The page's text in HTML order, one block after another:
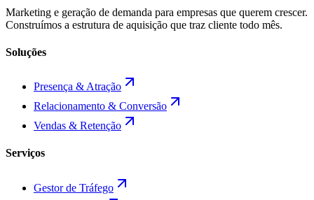
Marketing e geração de demanda para empresas que querem crescer.
Construímos a estrutura de aquisição que traz cliente todo mês.
Soluções
Presença & Atração
Relacionamento & Conversão
Vendas & Retenção
Serviços
Gestor de Tráfego